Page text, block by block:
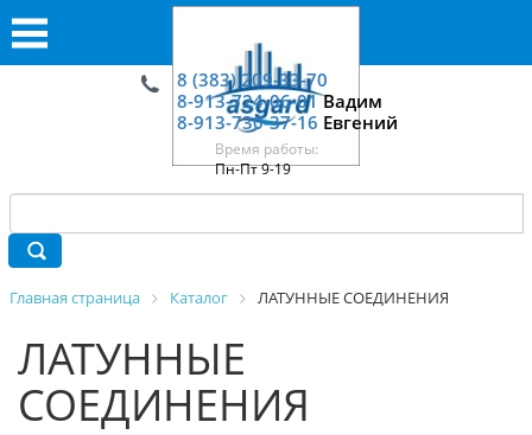
8 (383) 209-33-70
8-913-724-06-01Вадим
8-913-730-37-16 Евгений
Время работы:
Пн-Пт 9-19
Главная страница Каталог ЛАТУННЫЕ СОЕДИНЕНИЯ
ЛАТУННЫЕ
СОЕДИНЕНИЯ